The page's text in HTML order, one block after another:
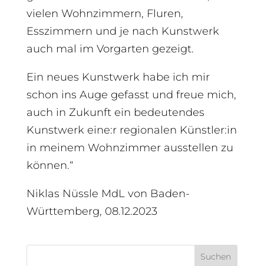
vielen Wohnzimmern, Fluren,
Esszimmern und je nach Kunstwerk
auch mal im Vorgarten gezeigt.
Ein neues Kunstwerk habe ich mir
schon ins Auge gefasst und freue mich,
auch in Zukunft ein bedeutendes
Kunstwerk eine:r regionalen Künstler:in
in meinem Wohnzimmer ausstellen zu
können.“
Niklas Nüssle MdL von Baden-
Württemberg, 08.12.2023
Suchen